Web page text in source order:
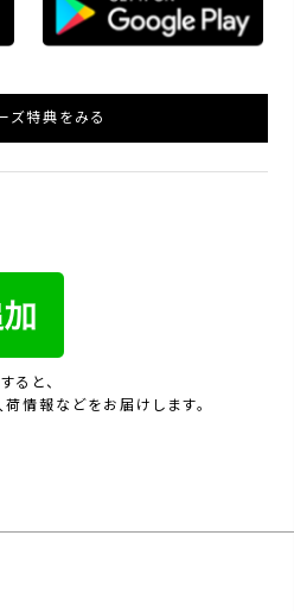
ズ特典をみる
ると、
情報などをお届けします。